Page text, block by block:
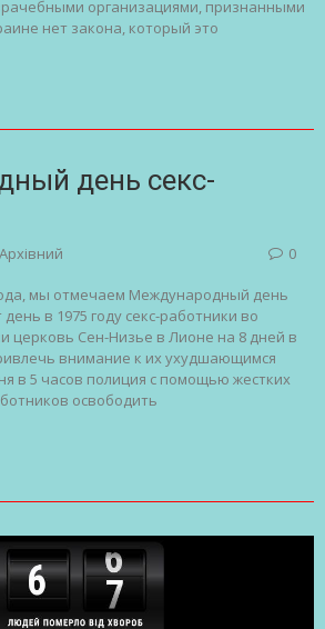
организациями, признанными
нет закона, который это
день секс-
Архівний 0
мы отмечаем Международный день
в 1975 году секс-работники во
церковь Сен-Низье в Лионе на 8 дней в
внимание к их ухудшающимся
в 5 часов полиция с помощью жестких
освободить